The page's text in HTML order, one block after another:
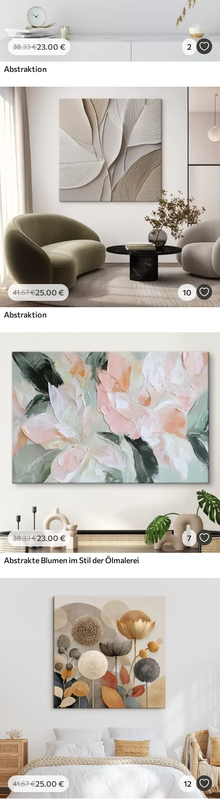
38.33€23.00 € 2
Abstraktion
41.67€25.00 € 10
Abstraktion
38.33€23.00 € 7
Abstrakte Blumen im Stil der Ölmalerei
41.67€25.00 € 12